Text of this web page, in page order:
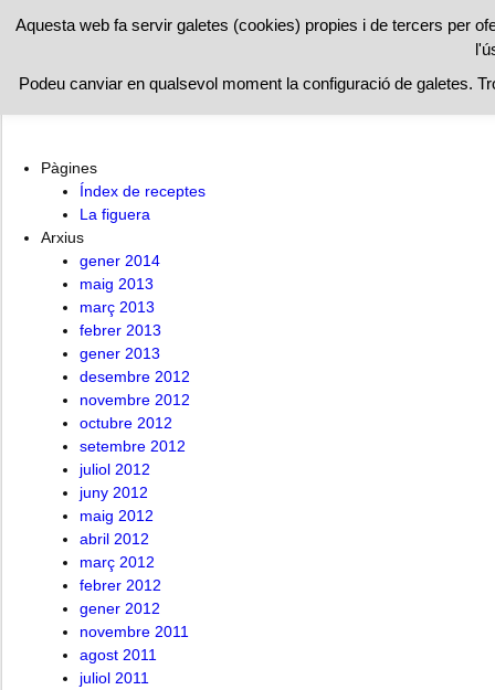
A l’ombra de la figuera Índex de receptes La figuera
Pàgines
Índex de receptes
La figuera
Arxius
gener 2014
maig 2013
març 2013
febrer 2013
gener 2013
desembre 2012
novembre 2012
octubre 2012
setembre 2012
juliol 2012
juny 2012
maig 2012
abril 2012
març 2012
febrer 2012
gener 2012
novembre 2011
agost 2011
juliol 2011
Aquesta web fa servir galetes (cookies) propies i de tercers per
Podeu canviar en qualsevol moment la configuració de galetes.